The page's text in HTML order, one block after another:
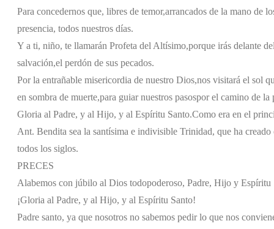
Para concedernos que, libres de temor,arrancados de la mano de
presencia, todos nuestros días.
Y a ti, niño, te llamarán Profeta del Altísimo,porque irás delante
salvación,el perdón de sus pecados.
Por la entrañable misericordia de nuestro Dios,nos visitará el sol
en sombra de muerte,para guiar nuestros pasospor el camino de la
Gloria al Padre, y al Hijo, y al Espíritu Santo.Como era en el
Ant. Bendita sea la santísima e indivisible Trinidad, que ha
todos los siglos.
PRECES
Alabemos con júbilo al Dios todopoderoso, Padre, Hijo y
¡Gloria al Padre, y al Hijo, y al Espíritu Santo!
Padre santo, ya que nosotros no sabemos pedir lo que nos